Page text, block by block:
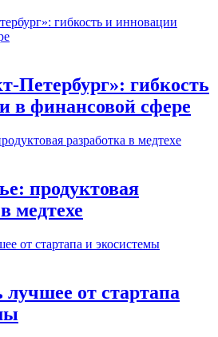
Петербург»: гибкость
в финансовой сфере
продуктовая
медтехе
от стартапа